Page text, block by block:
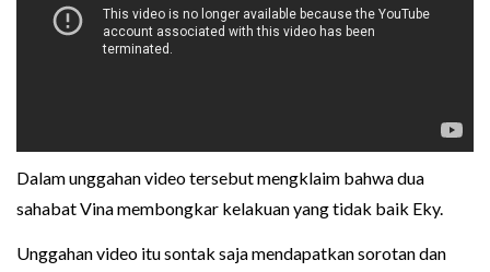
Dalam unggahan video tersebut mengklaim bahwa dua
sahabat Vina membongkar kelakuan yang tidak baik Eky.
Unggahan video itu sontak saja mendapatkan sorotan dan